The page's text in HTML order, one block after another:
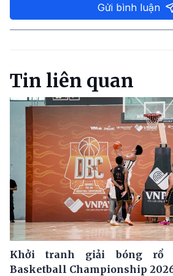
Gửi bình luận
Tin liên quan
Khởi tranh giải bóng rổ
Basketball Championship